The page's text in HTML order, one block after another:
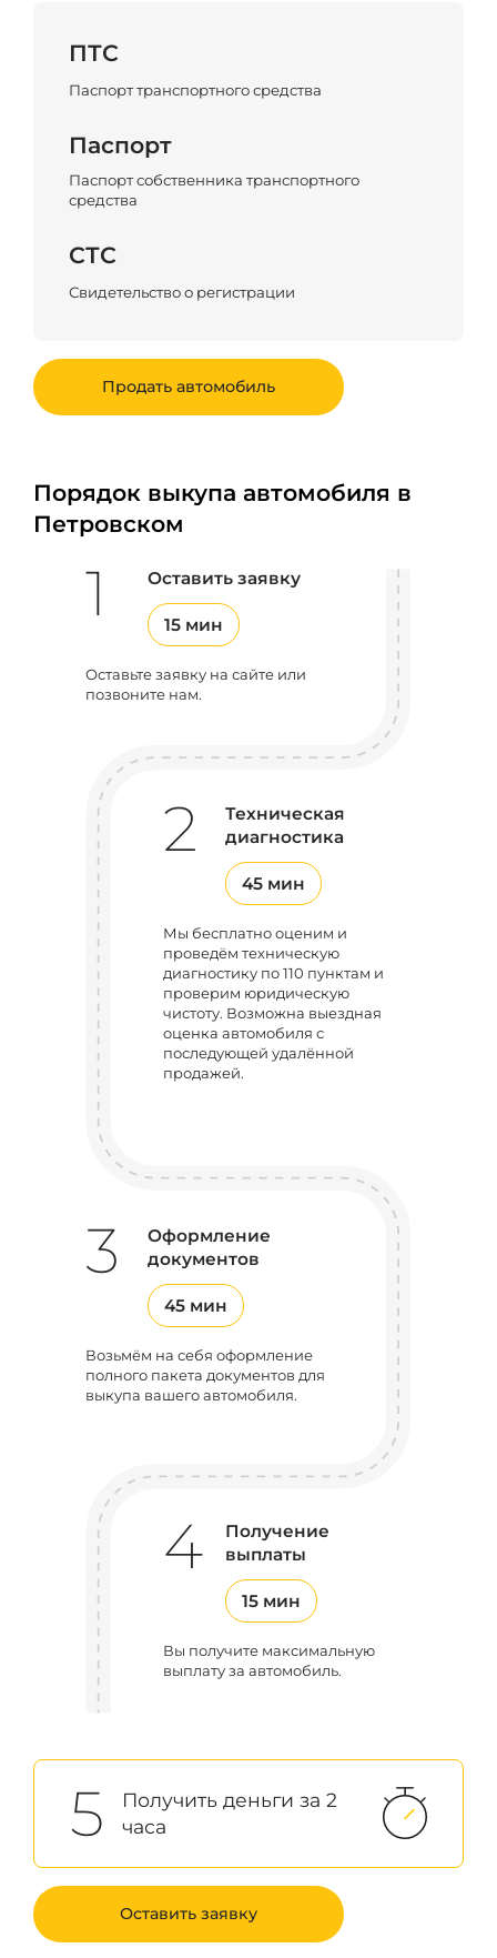
ПТС
Паспорт транспортного средства
Паспорт
Паспорт собственника транспортного
средства
СТС
Свидетельство о регистрации
Продать автомобиль
Порядок выкупа автомобиля в
Петровском
1 Оставить заявку
15 мин
Оставьте заявку на сайте или
позвоните нам.
2
Техническая
диагностика
45 мин
Мы бесплатно оценим и
проведём техническую
диагностику по 110 пунктам и
проверим юридическую
чистоту. Возможна выездная
оценка автомобиля с
последующей удалённой
продажей.
3
Оформление
документов
45 мин
Возьмём на себя оформление
полного пакета документов для
выкупа вашего автомобиля.
4
Получение
выплаты
15 мин
Вы получите максимальную
выплату за автомобиль.
5
Получить деньги за 2
часа
Оставить заявку